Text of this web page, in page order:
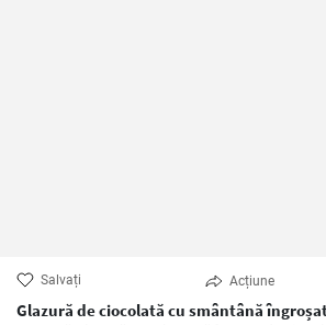
Salvați Acțiune
Glazură de ciocolată cu smântână